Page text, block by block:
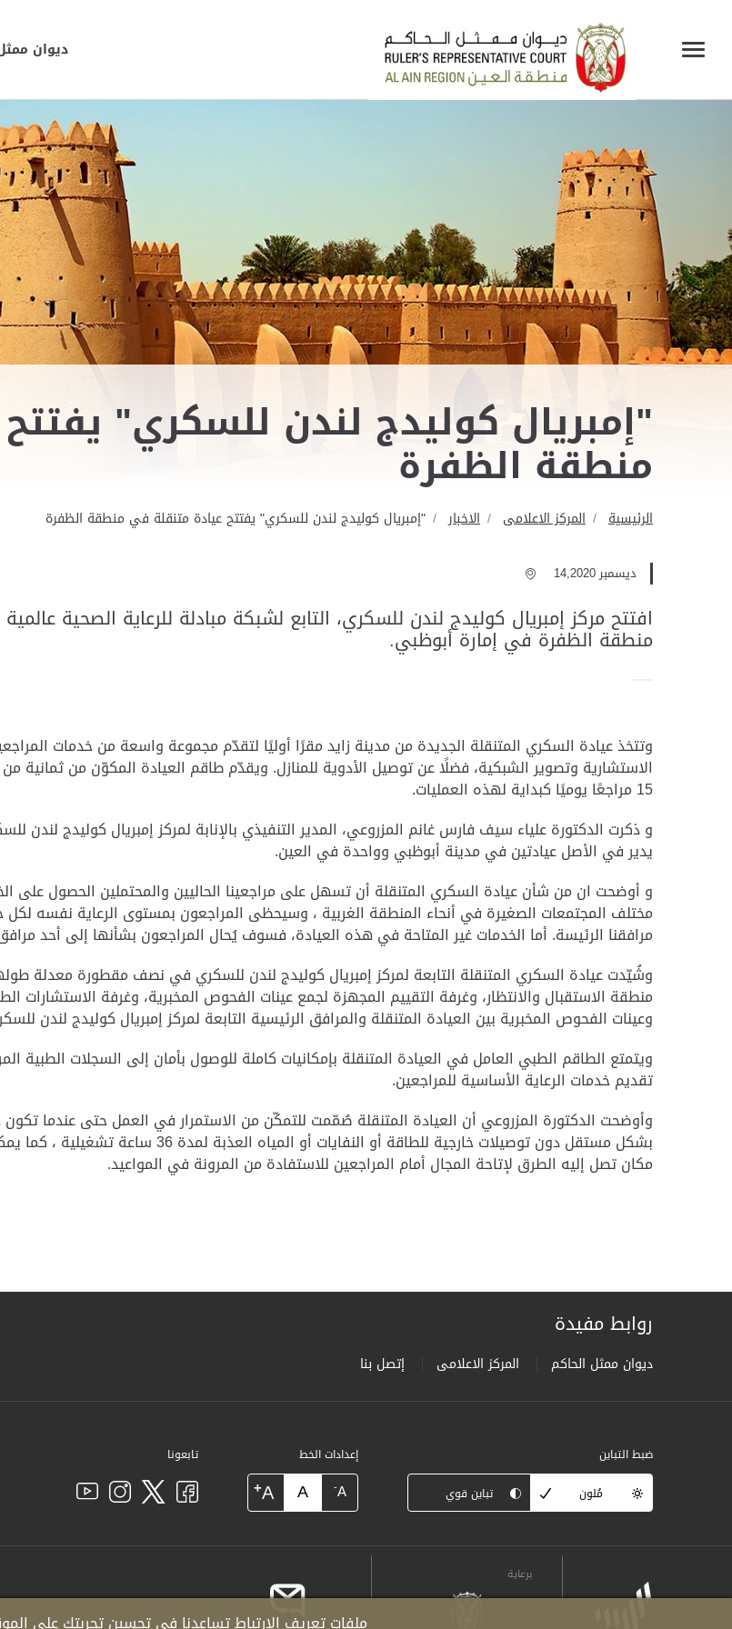
ديوان
"إمبريال كوليدج لندن للسكري"
منطقة الظفرة
الرئيسية المركز الاعلامى الاخبار "إمبريال كوليدج لندن للسكري" يفتتح عيادة متنقلة في منطقة الظفرة
ديسمبر 14,2020
افتتح مركز إمبريال كوليدج لندن للسكري، التابع لشبكة مبادلة للرعاية الصحية
منطقة الظفرة في إمارة أبوظبي.
وتتخذ عيادة السكري المتنقلة الجديدة من مدينة زايد مقرًا أوليًا لتقدّم مجموعة واسعة من خدمات
الاستشارية وتصوير الشبكية، فضلًا عن توصيل الأدوية للمنازل. ويقدّم طاقم العيادة المكوّن من ثمانية
15 مراجعًا يوميًا كبداية لهذه العمليات.
و ذكرت الدكتورة علياء سيف فارس غانم المزروعي، المدير التنفيذي بالإنابة لمركز إمبريال كوليدج لندن
يدير في الأصل عيادتين في مدينة أبوظبي وواحدة في العين.
و أوضحت ان من شأن عيادة السكري المتنقلة أن تسهل على مراجعينا الحاليين والمحتملين الحصول
مختلف المجتمعات الصغيرة في أنحاء المنطقة الغربية ، وسيحظى المراجعون بمستوى الرعاية نفسه لكل
مرافقنا الرئيسة. أما الخدمات غير المتاحة في هذه العيادة، فسوف يُحال المراجعون بشأنها إلى أحد
منطقة الاستقبال والانتظار، وغرفة التقييم المجهزة لجمع عينات الفحوص المخبرية، وغرفة
وعينات الفحوص المخبرية بين العيادة المتنقلة والمرافق الرئيسية التابعة لمركز إمبريال كوليدج لندن
ويتمتع الطاقم الطبي العامل في العيادة المتنقلة بإمكانيات كاملة للوصول بأمان إلى السجلات الطبية
تقديم خدمات الرعاية الأساسية للمراجعين.
وأوضحت الدكتورة المزروعي أن العيادة المتنقلة صُمّمت للتمكّن من الاستمرار في العمل حتى عندما تكون
بشكل مستقل دون توصيلات خارجية للطاقة أو
مكان تصل إليه الطرق لإتاحة المجال أمام المراجعين للاستفادة من المرونة في المواعيد.
روابط مفيدة
ديوان ممثل الحاكم المركز الاعلامى إتصل بنا
ضبط التباين
مُلون
تباين قوي
إعدادات الخط
A
-
A
A
+
تابعونا
برعاية
ملفات تعريف الارتباط تساعدنا في تحسين تجربتك على